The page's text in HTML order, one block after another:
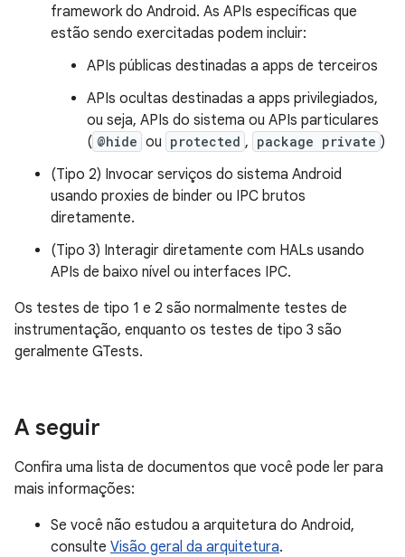
framework do Android. As APIs específicas que
estão sendo exercitadas podem incluir:
APIs públicas destinadas a apps de terceiros
APIs ocultas destinadas a apps privilegiados,
ou seja, APIs do sistema ou APIs particulares
( @hide ou protected , package private )
(Tipo 2) Invocar serviços do sistema Android
usando proxies de binder ou IPC brutos
diretamente.
(Tipo 3) Interagir diretamente com HALs usando
APIs de baixo nível ou interfaces IPC.
Os testes de tipo 1 e 2 são normalmente testes de
instrumentação, enquanto os testes de tipo 3 são
geralmente GTests.
A seguir
Confira uma lista de documentos que você pode ler para
mais informações:
Se você não estudou a arquitetura do Android,
consulte Visão geral da arquitetura.